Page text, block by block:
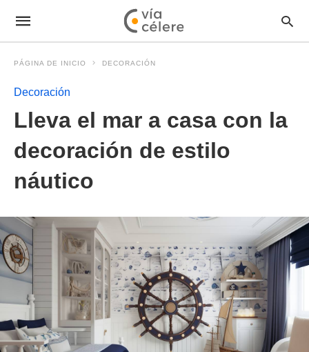
PÁGINA DE INICIO DECORACIÓN
Decoración
Lleva el mar a casa con la
decoración de estilo
náutico